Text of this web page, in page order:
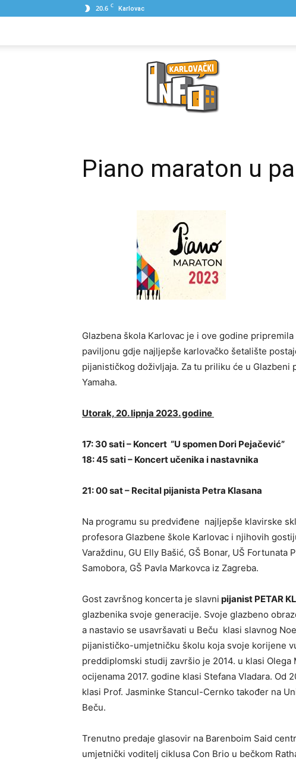
20.6 C Karlovac
Karlovački
Piano maraton u
Glazbena škola Karlovac je i ove godine
paviljonu gdje najljepše karlovačko šetalište
pijanističkog doživljaja. Za tu priliku će u
Yamaha.
Utorak, 20. lipnja 2023. godine
17: 30 sati – Koncert “U spomen Dori Pejačević”
18: 45 sati – Koncert učenika i nastavnika
21: 00 sat – Recital pijanista Petra Klasana
Na programu su predviđene najljepše klavirske
profesora Glazbene škole Karlovac i njihovih
Varaždinu, GU Elly Bašić, GŠ Bonar, UŠ
Samobora, GŠ Pavla Markovca iz Zagreba.
Gost završnog koncerta je slavni pijanist PETAR
glazbenika svoje generacije. Svoje glazbeno
a nastavio se usavršavati u Beču klasi slavnog
pijanističko-umjetničku školu koja svoje korijene
preddiplomski studij završio je 2014. u klasi
ocijenama 2017. godine klasi Stefana Vladara.
klasi Prof. Jasminke Stancul-Cernko također na
Beču.
Trenutno predaje glasovir na Barenboim Said
umjetnički voditelj ciklusa Con Brio u bečkom